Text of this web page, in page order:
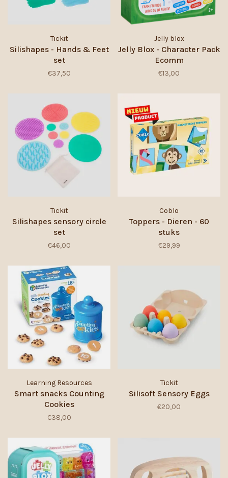
Tickit
Silishapes - Hands & Feet
set
€37,50
Jelly blox
Jelly Blox - Character Pack
Ecomm
€13,00
Tickit
Silishapes sensory circle
set
€46,00
Coblo
Toppers - Dieren - 60
stuks
€29,99
Learning Resources
Smart snacks Counting
Cookies
€38,00
Tickit
Silisoft Sensory Eggs
€20,00